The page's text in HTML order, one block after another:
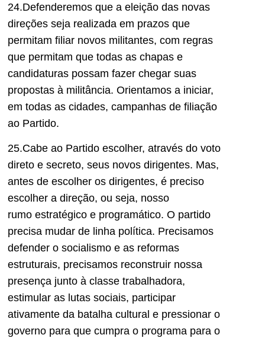
24.Defenderemos que a eleição das novas
direções seja realizada em prazos que
permitam filiar novos militantes, com regras
que permitam que todas as chapas e
candidaturas possam fazer chegar suas
propostas à militância. Orientamos a iniciar,
em todas as cidades, campanhas de filiação
ao Partido.
25.Cabe ao Partido escolher, através do voto
direto e secreto, seus novos dirigentes. Mas,
antes de escolher os dirigentes, é preciso
escolher a direção, ou seja, nosso
rumo estratégico e programático. O partido
precisa mudar de linha política. Precisamos
defender o socialismo e as reformas
estruturais, precisamos reconstruir nossa
presença junto à classe trabalhadora,
estimular as lutas sociais, participar
ativamente da batalha cultural e pressionar o
governo para que cumpra o programa para o